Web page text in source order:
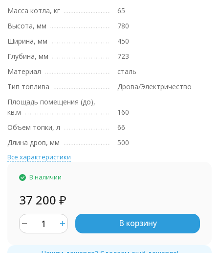
Масса котла, кг
65
Высота, мм
780
Ширина, мм
450
Глубина, мм
723
Материал
сталь
Тип топлива
Дрова/Электричество
Площадь помещения (до),
кв.м
160
Объем топки, л
66
Длина дров, мм
500
Все характеристики
В наличии
37 200 ₽
В корзину